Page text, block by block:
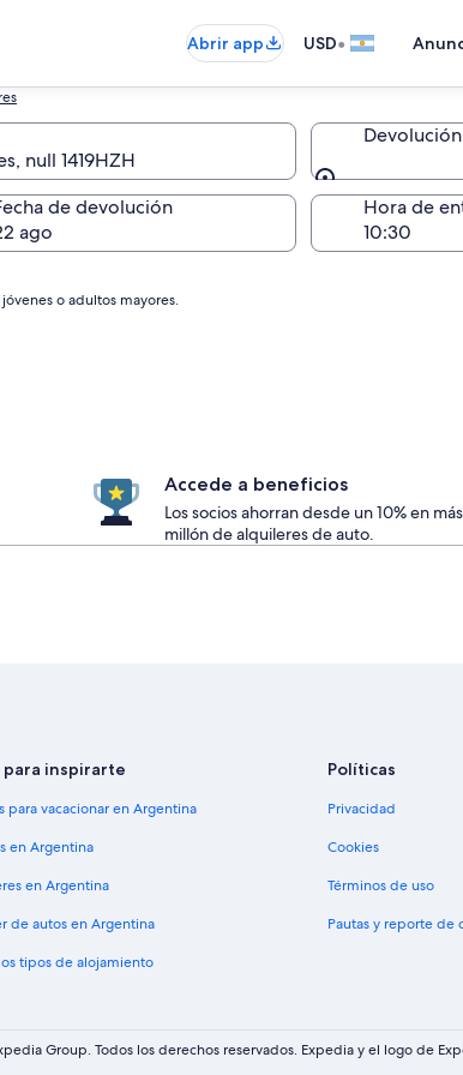
Abrir app USD•
null 1419HZH
de devolución
ago
Hora de
o adultos mayores.
Accede a beneficios
Los socios ahorran desde un 10% en
millón de alquileres de auto.
para inspirarte
para vacacionar en Argentina
en Argentina
en Argentina
de autos en Argentina
tipos de alojamiento
Políticas
Privacidad
Cookies
Términos de uso
Pautas y reporte de
Group. Todos los derechos reservados. Expedia y el logo de